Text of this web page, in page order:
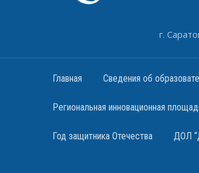
г.
Главная Сведения об
Региональная инновационная
Год защитника Отечества ДОЛ